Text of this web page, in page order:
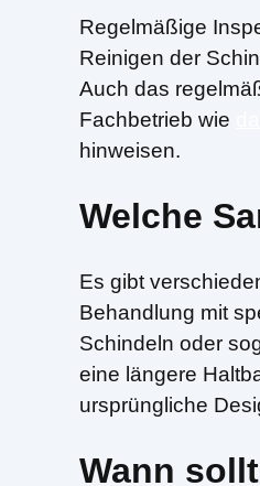
Regelmäßige
Reinigen der
Auch das
Fachbetrieb wie
hinweisen.
Welche
Es gibt
Behandlung mit
Schindeln oder
eine längere
ursprüngliche
Wann